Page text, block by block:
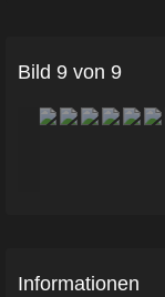
Bild 9 von 9
Informationen